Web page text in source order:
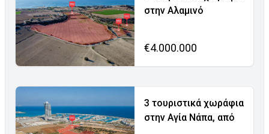
στην Αλαμινό
€4.000.000
3 τουριστικά χωράφια
στην Αγία Νάπα, από